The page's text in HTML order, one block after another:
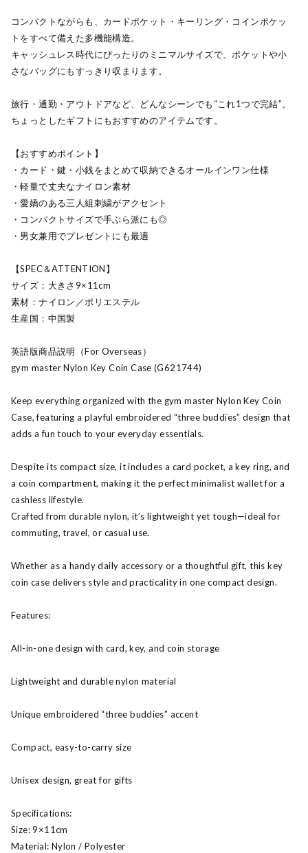
コンパクトながらも、カードポケット・キーリング・コインポケッ
トをすべて備えた多機能構造。
キャッシュレス時代にぴったりのミニマルサイズで、ポケットや小
さなバッグにもすっきり収まります。
旅行・通勤・アウトドアなど、どんなシーンでも“これ1つで完結”。
ちょっとしたギフトにもおすすめのアイテムです。
【おすすめポイント】
・カード・鍵・小銭をまとめて収納できるオールインワン仕様
・軽量で丈夫なナイロン素材
・愛嬌のある三人組刺繍がアクセント
・コンパクトサイズで手ぶら派にも◎
・男女兼用でプレゼントにも最適
【SPEC＆ATTENTION】
サイズ：大きさ9×11cm
素材：ナイロン／ポリエステル
生産国：中国製
英語版商品説明（For Overseas）
gym master Nylon Key Coin Case (G621744)
Keep everything organized with the gym master Nylon Key Coin
Case, featuring a playful embroidered “three buddies” design that
adds a fun touch to your everyday essentials.
Despite its compact size, it includes a card pocket, a key ring, and
a coin compartment, making it the perfect minimalist wallet for a
cashless lifestyle.
Crafted from durable nylon, it’s lightweight yet tough—ideal for
commuting, travel, or casual use.
Whether as a handy daily accessory or a thoughtful gift, this key
coin case delivers style and practicality in one compact design.
Features:
All-in-one design with card, key, and coin storage
Lightweight and durable nylon material
Unique embroidered “three buddies” accent
Compact, easy-to-carry size
Unisex design, great for gifts
Specifications:
Size: 9×11cm
Material: Nylon / Polyester